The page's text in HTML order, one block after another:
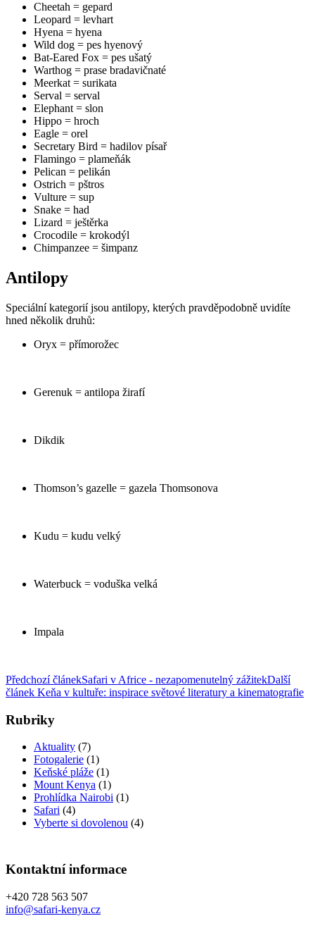
Cheetah = gepard
Leopard = levhart
Hyena = hyena
Wild dog = pes hyenový
Bat-Eared Fox = pes ušatý
Warthog = prase bradavičnaté
Meerkat = surikata
Serval = serval
Elephant = slon
Hippo = hroch
Eagle = orel
Secretary Bird = hadilov písař
Flamingo = plameňák
Pelican = pelikán
Ostrich = pštros
Vulture = sup
Snake = had
Lizard = ještěrka
Crocodile = krokodýl
Chimpanzee = šimpanz
Antilopy
Speciální kategorií jsou antilopy, kterých pravděpodobně uvidíte
hned několik druhů:
Oryx = přímorožec
Gerenuk = antilopa žirafí
Dikdik
Thomson’s gazelle = gazela Thomsonova
Kudu = kudu velký
Waterbuck = voduška velká
Impala
Předchozí článekSafari v Africe - nezapomenutelný zážitekDalší
článek Keňa v kultuře: inspirace světové literatury a kinematografie
Rubriky
Aktuality (7)
Fotogalerie (1)
Keňské pláže (1)
Mount Kenya (1)
Prohlídka Nairobi (1)
Safari (4)
Vyberte si dovolenou (4)
Kontaktní informace
+420 728 563 507
info@safari-kenya.cz